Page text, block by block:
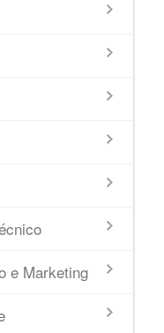
e Marketing